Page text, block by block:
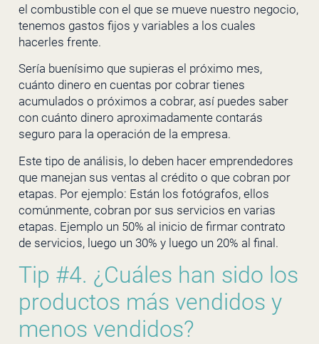
el combustible con el que se mueve nuestro negocio,
tenemos gastos fijos y variables a los cuales
hacerles frente.
Sería buenísimo que supieras el próximo mes,
cuánto dinero en cuentas por cobrar tienes
acumulados o próximos a cobrar, así puedes saber
con cuánto dinero aproximadamente contarás
seguro para la operación de la empresa.
Este tipo de análisis, lo deben hacer emprendedores
que manejan sus ventas al crédito o que cobran por
etapas. Por ejemplo: Están los fotógrafos, ellos
comúnmente, cobran por sus servicios en varias
etapas. Ejemplo un 50% al inicio de firmar contrato
de servicios, luego un 30% y luego un 20% al final.
Tip #4. ¿Cuáles han sido los
productos más vendidos y
menos vendidos?